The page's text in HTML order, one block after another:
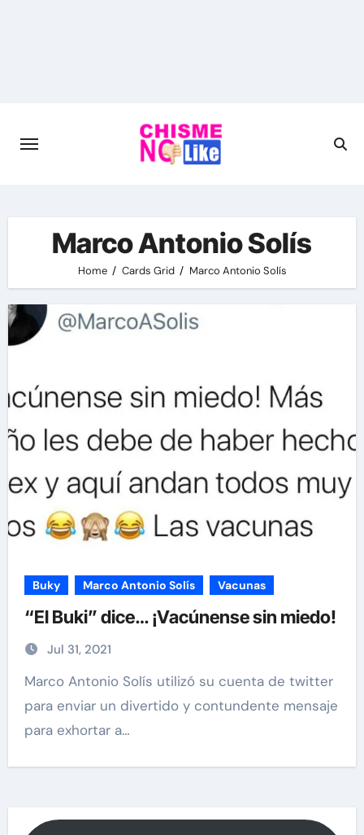
Marco Antonio Solís
Home Cards Grid Marco Antonio Solís
Buky Marco Antonio Solís Vacunas
“El Buki” dice… ¡Vacúnense sin miedo!
Jul 31, 2021
Marco Antonio Solís utilizó su cuenta de twitter
para enviar un divertido y contundente mensaje
para exhortar a…